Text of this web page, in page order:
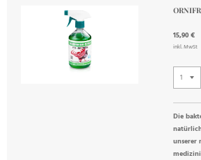
15,90 €
inkl. MwSt
Die
unserer